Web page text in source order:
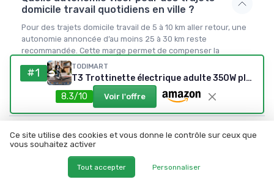
domicile travail quotidiens en ville ?
Pour des trajets domicile travail de 5 à 10 km aller retour, une
autonomie annoncée d’au moins 25 à 30 km reste
recommandée. Cette marge permet de compenser la
différence entre autonomie théorique et réelle, liée au poids
de l’utilisateur, au relief et à la température. Au delà de 10 km
par jour, il devient pertinent de viser des modèles avec une
batterie plus généreuse, proches de 40 km annoncés.
elle adaptée à un adulte de plus de 90 kg ?
Quelle différence entre une trottinette
électrique urbaine compacte et un modèle
#1 TODIMART
T3 Trottinette électrique adulte 350W pliable – 35 km autonomie
8.3/10
Voir l'offre
Ce site utilise des cookies et vous donne le contrôle sur ceux que
vous souhaitez activer
Tout accepter Personnaliser